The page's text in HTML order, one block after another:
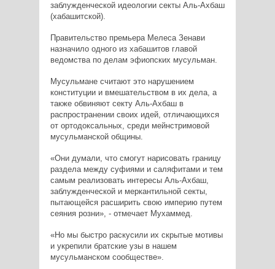
заблужденческой идеологии секты Аль-Ахбаш
(хабашитской).
Правительство премьера Мелеса Зенави
назначило одного из хабашитов главой
ведомства по делам эфиопских мусульман.
Мусульмане считают это нарушением
конституции и вмешательством в их дела, а
также обвиняют секту Аль-Ахбаш в
распространении своих идей, отличающихся
от ортодоксальных, среди мейнстримовой
мусульманской общины.
«Они думали, что смогут нарисовать границу
раздела между суфиями и саляфитами и тем
самым реализовать интересы Аль-Ахбаш,
заблужденческой и меркантильной секты,
пытающейся расширить свою империю путем
сеяния розни», - отмечает Мухаммед.
«Но мы быстро раскусили их скрытые мотивы
и укрепили братские узы в нашем
мусульманском сообществе».